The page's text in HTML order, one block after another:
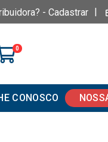
- Cadastrar |
0
CONOSCO